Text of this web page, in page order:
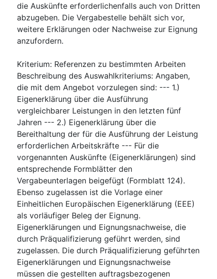
die Auskünfte erforderlichenfalls auch von Dritten
abzugeben. Die Vergabestelle behält sich vor,
weitere Erklärungen oder Nachweise zur Eignung
anzufordern.
Kriterium: Referenzen zu bestimmten Arbeiten
Beschreibung des Auswahlkriteriums: Angaben,
die mit dem Angebot vorzulegen sind: --- 1.)
Eigenerklärung über die Ausführung
vergleichbarer Leistungen in den letzten fünf
Jahren --- 2.) Eigenerklärung über die
Bereithaltung der für die Ausführung der Leistung
erforderlichen Arbeitskräfte --- Für die
vorgenannten Auskünfte (Eigenerklärungen) sind
entsprechende Formblätter den
Vergabeunterlagen beigefügt (Formblatt 124).
Ebenso zugelassen ist die Vorlage einer
Einheitlichen Europäischen Eigenerklärung (EEE)
als vorläufiger Beleg der Eignung.
Eigenerklärungen und Eignungsnachweise, die
durch Präqualifizierung geführt werden, sind
zugelassen. Die durch Präqualifizierung geführten
Eigenerklärungen und Eignungsnachweise
müssen die gestellten auftragsbezogenen